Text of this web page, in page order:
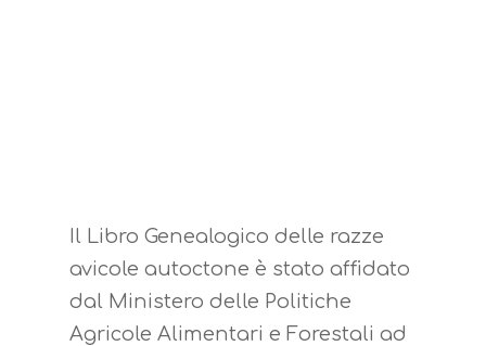
Hit enter to search or ESC to close
Il Libro Genealogico delle razze
avicole autoctone è stato affidato
dal Ministero delle Politiche
Agricole Alimentari e Forestali ad